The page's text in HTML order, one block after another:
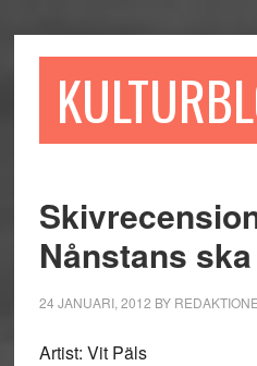
till
till
sidofältet
till
Nånstans
24 JANUARI, 2012 BY
Artist: Vit Päls